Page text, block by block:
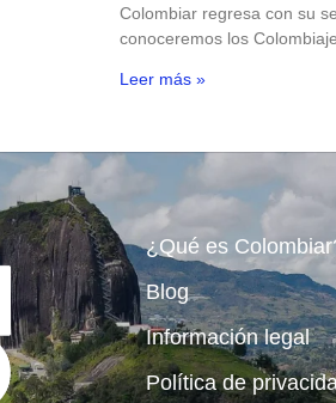
Colombiar regresa con su
conoceremos los
Leer más »
¿Qué es
Blog
Información legal
Política de